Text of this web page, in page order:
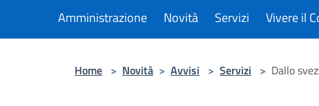
Amministrazione Novità Servizi Vivere il
Home > Novità > Avvisi > Servizi > Dallo